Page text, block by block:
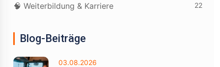
🧠 Weiterbildung & Karriere 22
Blog-Beiträge
03.08.2026